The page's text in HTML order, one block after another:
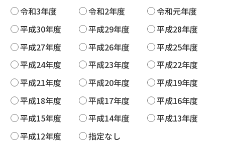
令和3年度
令和2年度
令和元年度
平成30年度
平成29年度
平成28年度
平成27年度
平成26年度
平成25年度
平成24年度
平成23年度
平成22年度
平成21年度
平成20年度
平成19年度
平成18年度
平成17年度
平成16年度
平成15年度
平成14年度
平成13年度
平成12年度
指定なし